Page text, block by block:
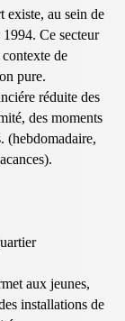
existe, au sein de
Ce secteur
de
pure.
réduite des
des moments
(hebdomadaire,
aux jeunes,
installations de